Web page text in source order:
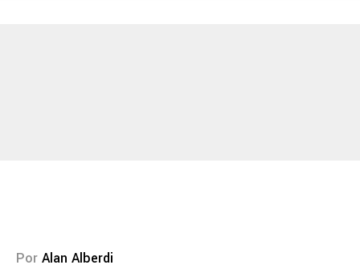
Por Alan Alberdi